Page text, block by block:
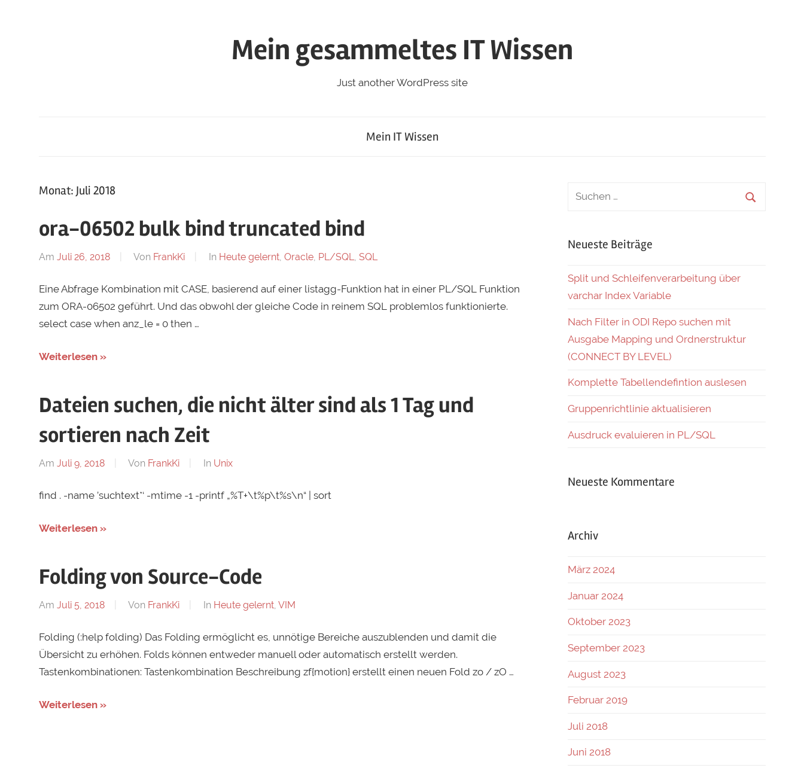
Mein gesammeltes IT Wissen
Just another WordPress site
Mein IT Wissen
Monat: Juli 2018
ora-06502 bulk bind truncated bind
Am Juli 26, 2018 Von FrankKi In Heute gelernt, Oracle, PL/SQL, SQL
Eine Abfrage Kombination mit CASE, basierend auf einer listagg-Funktion hat in einer PL/SQL Funktion
zum ORA-06502 geführt. Und das obwohl der gleiche Code in reinem SQL problemlos funktionierte.
select case when anz_le = 0 then …
Weiterlesen »
Dateien suchen, die nicht älter sind als 1 Tag und
sortieren nach Zeit
Am Juli 9, 2018 Von FrankKi In Unix
find . -name ’suchtext*‘ -mtime -1 -printf „%T+\t%p\t%s\n“ | sort
Weiterlesen »
Folding von Source-Code
Am Juli 5, 2018 Von FrankKi In Heute gelernt, VIM
Folding (:help folding) Das Folding ermöglicht es, unnötige Bereiche auszublenden und damit die
Übersicht zu erhöhen. Folds können entweder manuell oder automatisch erstellt werden.
Tastenkombinationen: Tastenkombination Beschreibung zf{motion} erstellt einen neuen Fold zo / zO …
Weiterlesen »
Neueste Beiträge
Split und Schleifenverarbeitung über
varchar Index Variable
Nach Filter in ODI Repo suchen mit
Ausgabe Mapping und Ordnerstruktur
(CONNECT BY LEVEL)
Komplette Tabellendefintion auslesen
Gruppenrichtlinie aktualisieren
Ausdruck evaluieren in PL/SQL
Neueste Kommentare
Archiv
März 2024
Januar 2024
Oktober 2023
September 2023
August 2023
Februar 2019
Juli 2018
Juni 2018